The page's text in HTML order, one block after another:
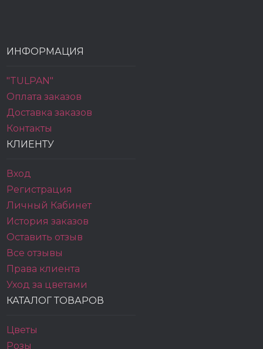
ИНФОРМАЦИЯ
"TULPAN"
Оплата заказов
Доставка заказов
Контакты
КЛИЕНТУ
Вход
Регистрация
Личный Кабинет
История заказов
Оставить отзыв
Все отзывы
Права клиента
Уход за цветами
КАТАЛОГ ТОВАРОВ
Цветы
Розы